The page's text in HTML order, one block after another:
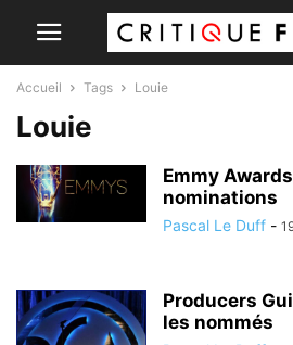
Accueil Tags Louie
Louie
Emmy
nominations
Pascal Le Duff -
Producers
les nommés